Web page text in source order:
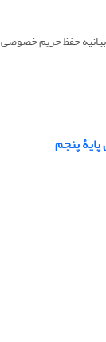
بیانیه حفظ حریم خصوصی
پنجم